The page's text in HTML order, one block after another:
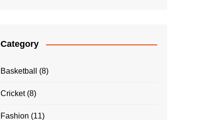
Category
Basketball (8)
Cricket(8)
Fashion (11)